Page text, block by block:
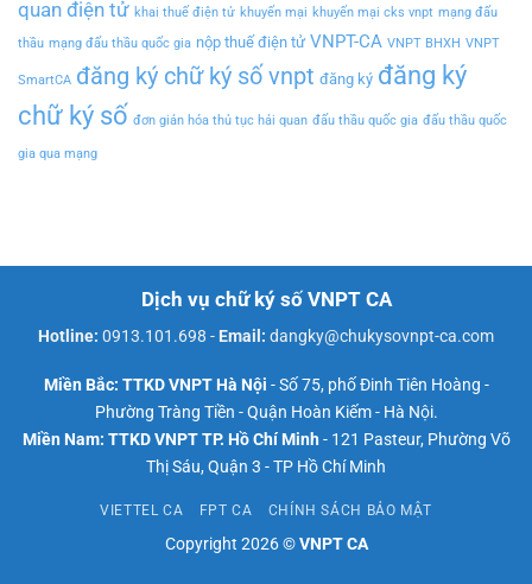
quan điện tử khai thuế điện tử khuyến mại khuyến mại cks vnpt mạng đấu
thầu mạng đấu thầu quốc gia nộp thuế điện tử VNPT-CA VNPT BHXH VNPT
SmartCA đăng ký chữ ký số vnpt đăng ký đăng ký
chữ ký số đơn giản hóa thủ tục hải quan đấu thầu quốc gia đấu thầu quốc
gia qua mạng
Dịch vụ chữ ký số VNPT CA
Hotline: 0913.101.698 - Email: dangky@chukysovnpt-ca.com
Miền Bắc: TTKD VNPT Hà Nội - Số 75, phố Đinh Tiên Hoàng -
Phường Tràng Tiền - Quận Hoàn Kiếm - Hà Nội.
Miền Nam: TTKD VNPT TP. Hồ Chí Minh- 121 Pasteur, Phường Võ
Thị Sáu, Quận 3 - TP Hồ Chí Minh
VIETTEL CA FPT CA CHÍNH SÁCH BẢO MẬT
Copyright 2026 ©VNPT CA